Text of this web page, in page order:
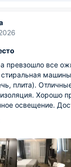
превзошло все
плита).
Хорошо
освещение.
улыбчивый
даже в